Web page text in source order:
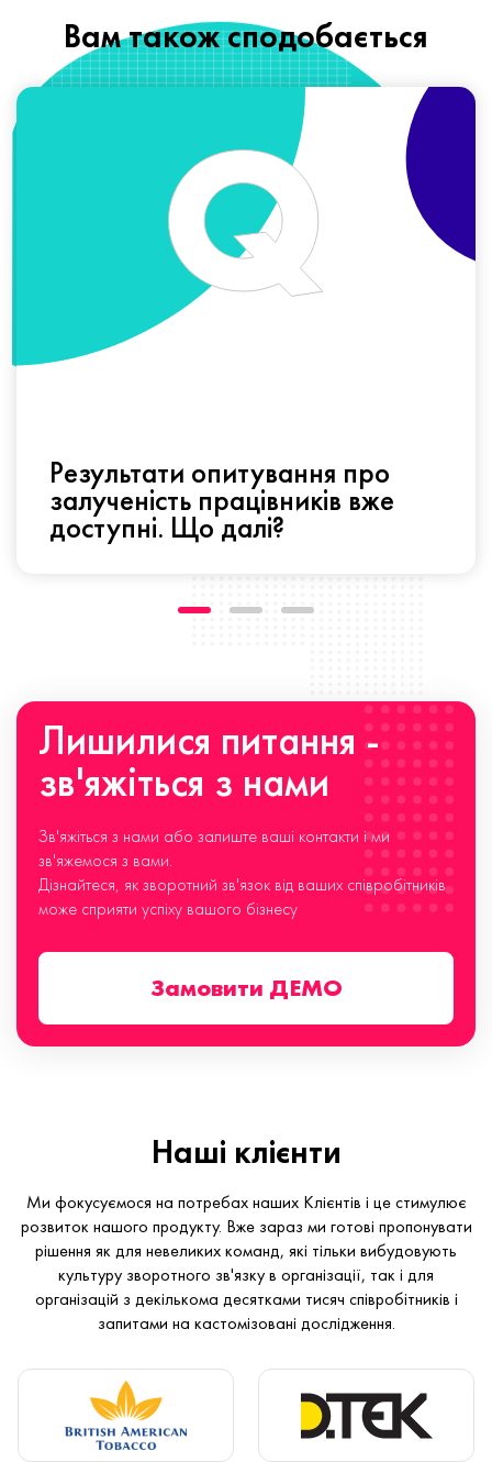
Вам також сподобається
Результати опитування про
залученість працівників вже
доступні. Що далі?
Лишилися питання -
зв'яжіться з нами
Зв'яжіться з нами або залиште ваші контакти і ми
зв'яжемося з вами.
Дізнайтеся, як зворотний зв'язок від ваших співробітників
може сприяти успіху вашого бізнесу
Замовити ДЕМО
Наші клієнти
Ми фокусуємося на потребах наших Клієнтів і це стимулює
розвиток нашого продукту. Вже зараз ми готові пропонувати
рішення як для невеликих команд, які тільки вибудовують
культуру зворотного зв'язку в організації, так і для
організацій з декількома десятками тисяч співробітників і
запитами на кастомізовані дослідження.